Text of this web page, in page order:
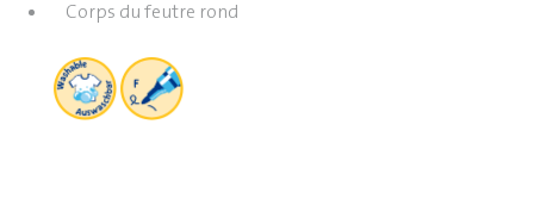
Corps du feutre rond